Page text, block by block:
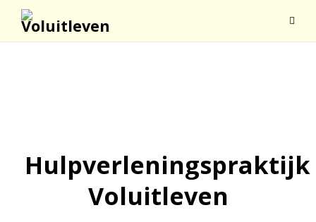
Hulpverleningspraktijk
Voluitleven